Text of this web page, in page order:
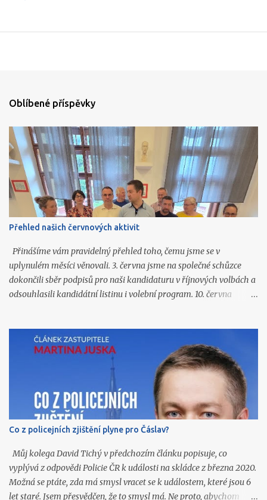
Oblíbené příspěvky
Přehled našich červnových aktivit
Přinášíme vám pravidelný přehled toho, čemu jsme se v
uplynulém měsíci věnovali. 3. června jsme na společné schůzce
dokončili sběr podpisů pro naši kandidaturu v říjnových volbách a
odsouhlasili kandidátní listinu i volební program. 10. června
Všechny jsme následně zveřejnili také na našich sociálních sítích.
11. června navštívil Martin Jusko Den otevřených dveří v Domově
důchodců. Zúčastnil se prohlídky obou budov a získal bližší
představu o rozsahu služeb, které tato městská organizace
poskytuje našim seniorům. 11. června se Filip Velímský zúčastnil
jednání redakční rady Čáslavských novin. 16. června organizoval
Filip Velímský pro veřejnost poznávací výlet spolku Včela
Čáslavská do Golčova Jeníkova, jehož součástí byla návštěva
židovského hřbitova, ghetta, synagogy, kostela sv. Markéty, tvrze i
Lorety. 16. června účinkovala Klára Fidlerová na Slavno...
Co z policejních zjištění plyne pro Čáslav?
Můj kolega David Tichý v předchozím článku popisuje, co
vyplývá z odpovědi Policie ČR k události na skládce z března 2020.
Možná se ptáte, zda má smysl vracet se k událostem, které jsou 6
let staré. Jsem přesvědčen, že to smysl má. Ne proto, abychom